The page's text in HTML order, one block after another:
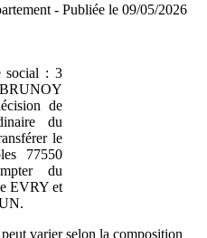
- Publiée le 09/05/2026
social : 3
de
du
le
77550
du
EVRY et
varier selon la composition